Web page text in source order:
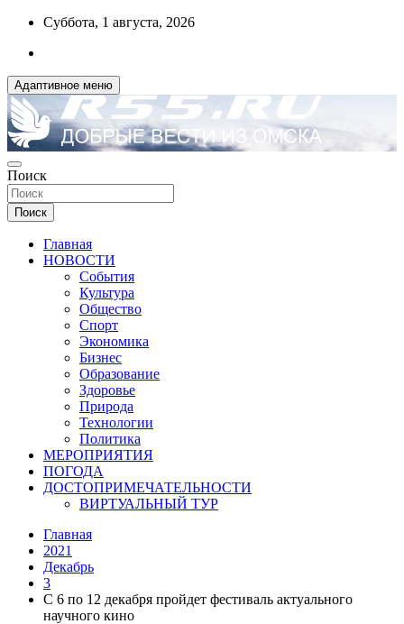
Перейти
содержимому
Суббота, 1 августа, 2026
Адаптивное меню
R55.RU
ДОБРЫЕ ВЕСТИ ИЗ ОМСКА
Поиск
Поиск
Главная
НОВОСТИ
События
Культура
Общество
Спорт
Экономика
Бизнес
Образование
Здоровье
Природа
Технологии
Политика
МЕРОПРИЯТИЯ
ПОГОДА
ДОСТОПРИМЕЧАТЕЛЬНОСТИ
ВИРТУАЛЬНЫЙ ТУР
Главная
2021
Декабрь
3
С 6 по 12 декабря пройдет фестиваль актуального
научного кино